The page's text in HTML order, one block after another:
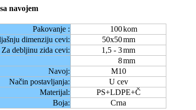
navojem
Pakovanje : 100kom
dimenziju cevi:
50x50mm
Za debljinu zida cevi:
1,5 - 3mm
8mm
Navoj:
M10
Način postavljanja:
U cev
Materijal:
PS+LDPE+Č
Boja:
Crna